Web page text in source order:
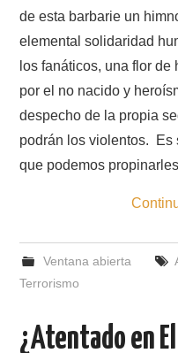
de esta barbarie un
elemental solidaridad
los fanáticos, una flor
por el no nacido y
despecho de la propia
podrán los violentos. Es
que podemos
Ventana abierta
Terrorismo
¿Atentado en